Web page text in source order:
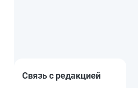
Связь с редакцией